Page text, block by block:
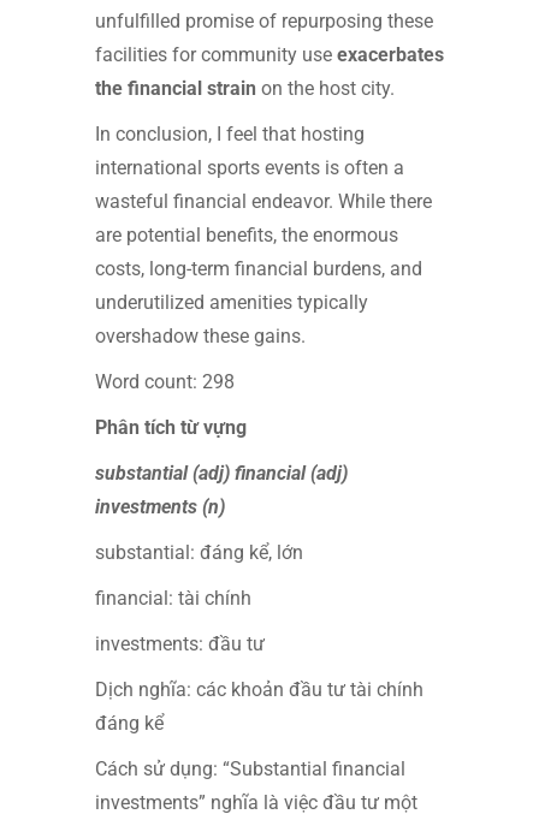
unfulfilled promise of repurposing these
facilities for community use exacerbates
the financial strain on the host city.
In conclusion, I feel that hosting
international sports events is often a
wasteful financial endeavor. While there
are potential benefits, the enormous
costs, long-term financial burdens, and
underutilized amenities typically
overshadow these gains.
Word count: 298
Phân tích từ vựng
substantial (adj) financial (adj)
investments (n)
substantial: đáng kể, lớn
financial: tài chính
investments: đầu tư
Dịch nghĩa: các khoản đầu tư tài chính
đáng kể
Cách sử dụng: “Substantial financial
investments” nghĩa là việc đầu tư một